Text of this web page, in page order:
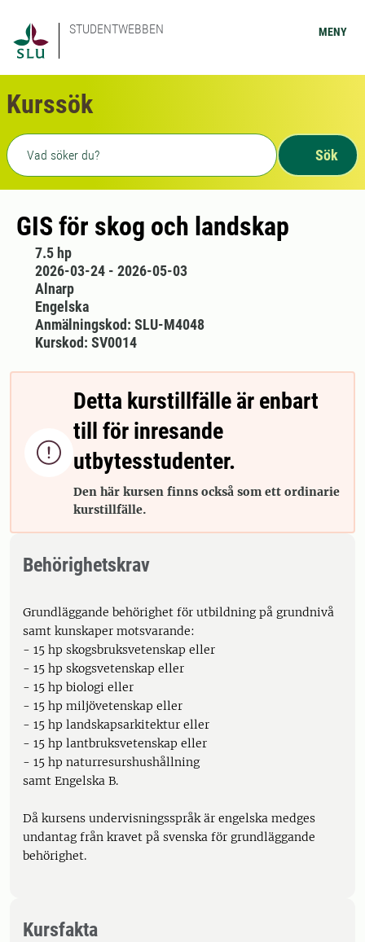
STUDENTWEBBEN MENY
Kurssök
Fritext sökning
Sök
GIS för skog och landskap
7.5 hp
2026-03-24 - 2026-05-03
Alnarp
Engelska
Anmälningskod: SLU-M4048
Kurskod: SV0014

Detta kurstillfälle är enbart
till för inresande
utbytesstudenter.
Den här kursen finns också som ett ordinarie
kurstillfälle.
Behörighetskrav
Grundläggande behörighet för utbildning på grundnivå
samt kunskaper motsvarande:
- 15 hp skogsbruksvetenskap eller
- 15 hp skogsvetenskap eller
- 15 hp biologi eller
- 15 hp miljövetenskap eller
- 15 hp landskapsarkitektur eller
- 15 hp lantbruksvetenskap eller
- 15 hp naturresurshushållning
samt Engelska B.
Då kursens undervisningsspråk är engelska medges
undantag från kravet på svenska för grundläggande
behörighet.
Kursfakta